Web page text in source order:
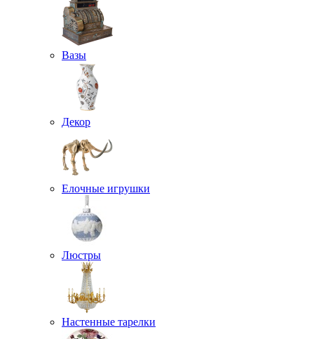
Вазы
Декор
Елочные игрушки
Люстры
Настенные тарелки